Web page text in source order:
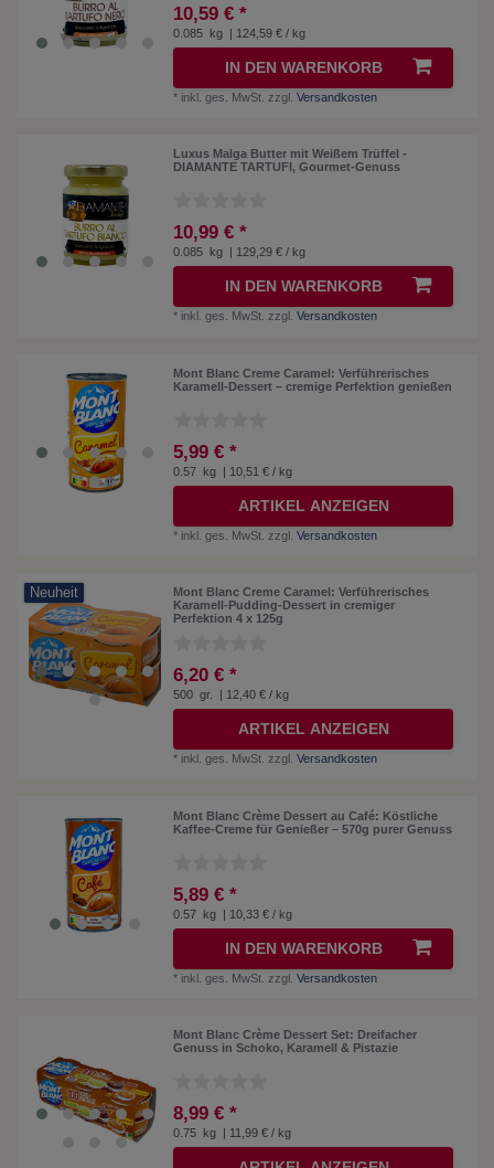
10,59 € *
0.085 kg | 124,59 € / kg
IN DEN WARENKORB
* inkl. ges. MwSt. zzgl.Versandkosten
Luxus Malga Butter mit Weißem Trüffel -
DIAMANTE TARTUFI, Gourmet-Genuss
10,99 € *
0.085 kg | 129,29 € / kg
IN DEN WARENKORB
* inkl. ges. MwSt. zzgl.Versandkosten
Mont Blanc Creme Caramel: Verführerisches
Karamell-Dessert – cremige Perfektion genießen
5,99 € *
0.57 kg | 10,51 € / kg
ARTIKEL ANZEIGEN
* inkl. ges. MwSt. zzgl.Versandkosten
Neuheit
Mont Blanc Creme Caramel: Verführerisches
Karamell-Pudding-Dessert in cremiger
Perfektion 4 x 125g
6,20 € *
500 gr. | 12,40 € / kg
ARTIKEL ANZEIGEN
* inkl. ges. MwSt. zzgl.Versandkosten
Mont Blanc Crème Dessert au Café: Köstliche
Kaffee-Creme für Genießer – 570g purer Genuss
5,89 € *
0.57 kg | 10,33 € / kg
IN DEN WARENKORB
* inkl. ges. MwSt. zzgl.Versandkosten
Mont Blanc Crème Dessert Set: Dreifacher
Genuss in Schoko, Karamell & Pistazie
8,99 € *
0.75 kg | 11,99 € / kg